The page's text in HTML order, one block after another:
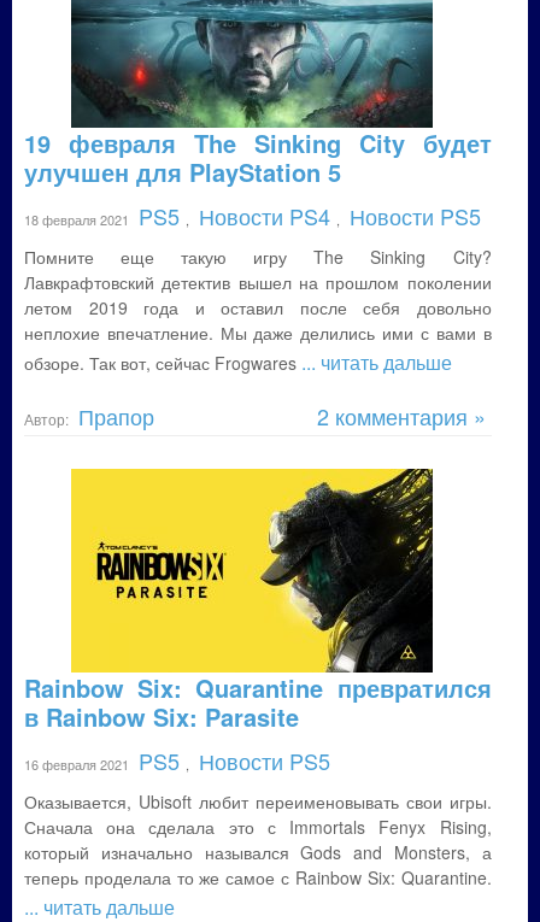
19 февраля The Sinking City будет
улучшен для PlayStation 5
18 февраля 2021 PS5 Новости PS4 Новости PS5
Помните еще такую игру The Sinking City?
Лавкрафтовский детектив вышел на прошлом поколении
летом 2019 года и оставил после себя довольно
неплохие впечатление. Мы даже делились ими с вами в
обзоре. Так вот, сейчас Frogwares ... читать дальше
Автор: Прапор 2 комментария »
Rainbow Six: Quarantine превратился
в Rainbow Six: Parasite
16 февраля 2021 PS5 Новости PS5
Оказывается, Ubisoft любит переименовывать свои игры.
Сначала она сделала это с Immortals Fenyx Rising,
который изначально назывался Gods and Monsters, а
теперь проделала то же самое с Rainbow Six: Quarantine.
... читать дальше